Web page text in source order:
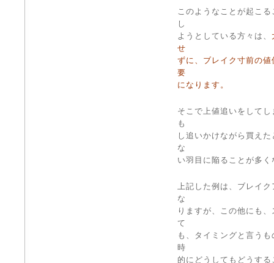
このようなことが起こ
し
ようとしている方々は、
せ
ずに、ブレイク寸前の
要
になります。
そこで上値追いをして
も
し追いかけながら買え
な
い羽目に陥ることが多く
上記した例は、ブレイ
な
りますが、この他にも
て
も、タイミングと言う
時
的にどうしてもどうす